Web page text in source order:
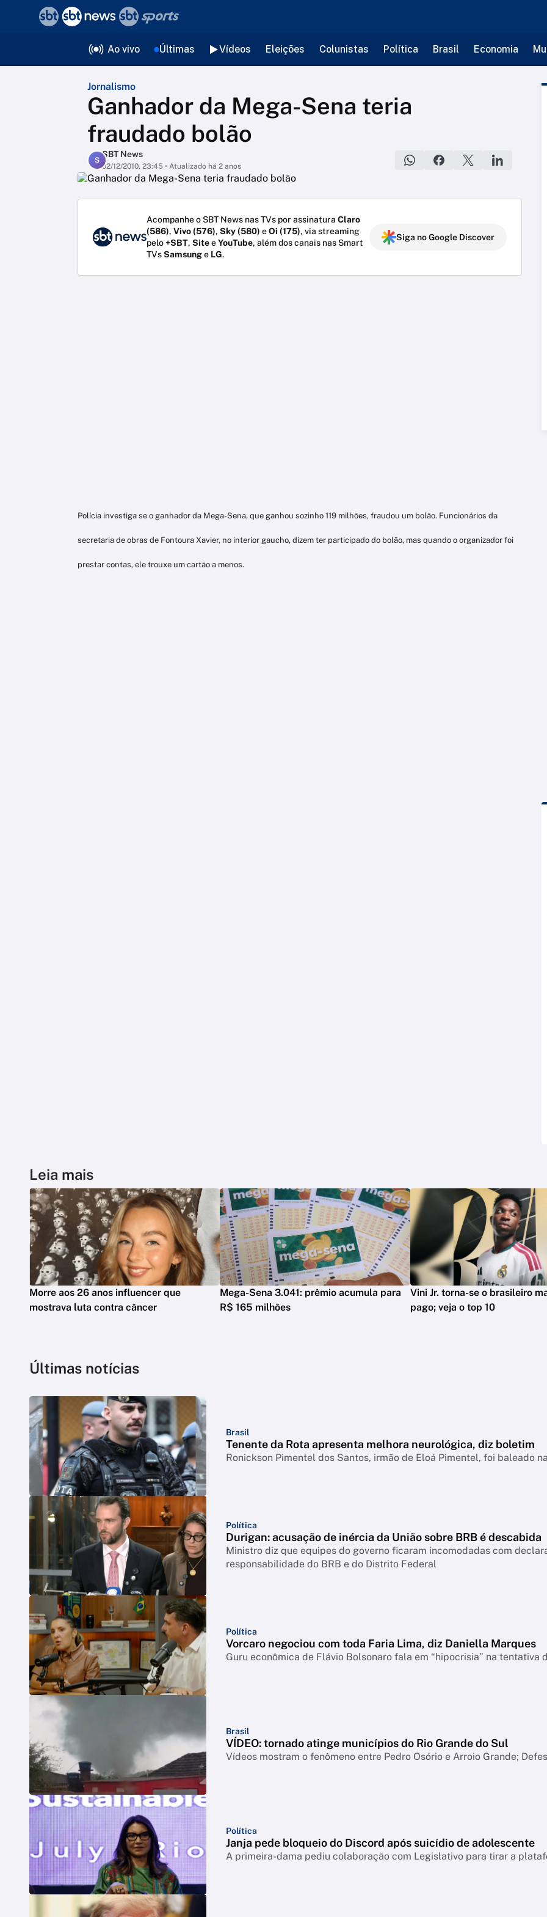
Ao vivo Últimas Vídeos Eleições Colunistas Política Brasil Economia
Jornalismo
Ganhador da Mega-Sena teria
fraudado bolão
S
SBT News
02/12/2010, 23:45 • Atualizado há 2 anos
Acompanhe o SBT News nas TVs por assinatura Claro
(586), Vivo (576), Sky (580) eOi (175), via streaming
pelo+SBT, SiteeYouTube, além dos canais nas Smart
TVsSamsunge LG.
Siga no Google Discover
Polícia investiga se o ganhador da Mega-Sena, que ganhou sozinho 119 milhões, fraudou um bolão. Funcionários da
secretaria de obras de Fontoura Xavier, no interior gaucho, dizem ter participado do bolão, mas quando o organizador foi
prestar contas, ele trouxe um cartão a menos.
Leia mais
Morre aos 26 anos influencer que
mostrava luta contra câncer
Mega-Sena 3.041: prêmio acumula para
R$ 165 milhões
Vini Jr. torna-se o brasileiro
pago; veja o top 10
Últimas notícias
Brasil
Tenente da Rota apresenta melhora neurológica, diz boletim
Ronickson Pimentel dos Santos, irmão de Eloá Pimentel, foi baleado
Política
Durigan: acusação de inércia da União sobre BRB é descabida
Ministro diz que equipes do governo ficaram incomodadas com
responsabilidade do BRB e do Distrito Federal
Política
Vorcaro negociou com toda Faria Lima, diz Daniella Marques
Guru econômica de Flávio Bolsonaro fala em “hipocrisia” na tentativa
Brasil
VÍDEO: tornado atinge municípios do Rio Grande do Sul
Vídeos mostram o fenômeno entre Pedro Osório e Arroio Grande;
Política
Janja pede bloqueio do Discord após suicídio de adolescente
A primeira-dama pediu colaboração com Legislativo para tirar a
voltar
Editorias